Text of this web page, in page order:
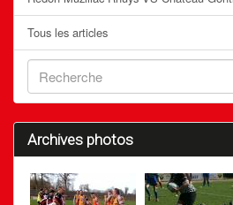
Tous les articles
Archives photos